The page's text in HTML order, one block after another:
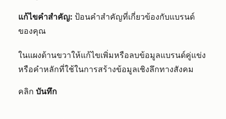
แก้ไขคำสำคัญ: ป้อนคำสำคัญที่เกี่ยวข้องกับแบรนด์
ของคุณ
ในแผงด้านขวาให้แก้ไขเพิ่มหรือลบข้อมูลแบรนด์คู่แข่ง
หรือคำหลักที่ใช้ในการสร้างข้อมูลเชิงลึกทางสังคม
คลิก บันทึก